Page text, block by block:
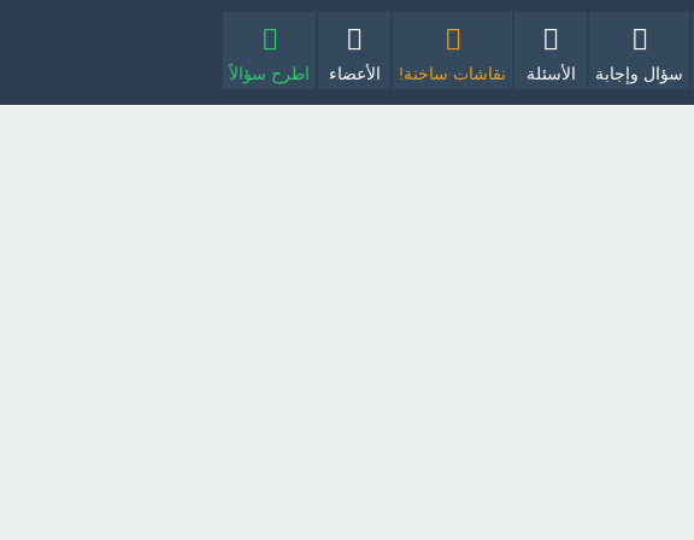
سؤال وإجابة الأسئلة نقاشات ساخنة! الأعضاء اطرح سؤالاً